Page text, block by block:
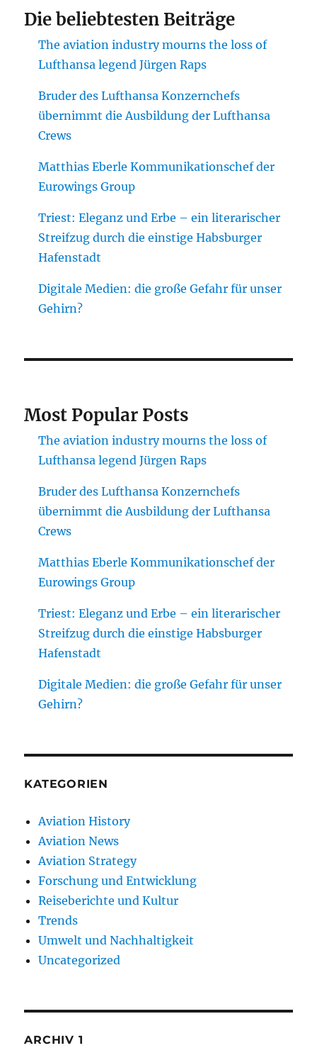
Die beliebtesten Beiträge
The aviation industry mourns the loss of
Lufthansa legend Jürgen Raps
Bruder des Lufthansa Konzernchefs
übernimmt die Ausbildung der Lufthansa
Crews
Matthias Eberle Kommunikationschef der
Eurowings Group
Triest: Eleganz und Erbe – ein literarischer
Streifzug durch die einstige Habsburger
Hafenstadt
Digitale Medien: die große Gefahr für unser
Gehirn?
Most Popular Posts
The aviation industry mourns the loss of
Lufthansa legend Jürgen Raps
Bruder des Lufthansa Konzernchefs
übernimmt die Ausbildung der Lufthansa
Crews
Matthias Eberle Kommunikationschef der
Eurowings Group
Triest: Eleganz und Erbe – ein literarischer
Streifzug durch die einstige Habsburger
Hafenstadt
Digitale Medien: die große Gefahr für unser
Gehirn?
KATEGORIEN
Aviation History
Aviation News
Aviation Strategy
Forschung und Entwicklung
Reiseberichte und Kultur
Trends
Umwelt und Nachhaltigkeit
Uncategorized
ARCHIV 1